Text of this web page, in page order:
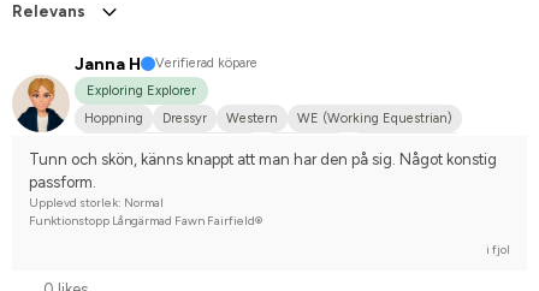
Relevans
Janna H
Verifierad köpare
Exploring Explorer
Hoppning
Dressyr Western
WE (Working Equestrian)
Svenskt varmblod (SWB)
Varmblodstravare Nej, jag tävlar inte
Tunn och skön, känns knappt att man har den på sig. Något konstig
passform.
Upplevd storlek: Normal
Funktionstopp Långärmad Fawn Fairfield®
i fjol